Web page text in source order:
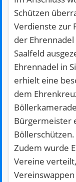
Schützen
Verdienste zur
der
Saalfeld
Ehrennadel in
erhielt eine
dem
Bürgermeister
Böllerschützen.
Zudem wurde
Vereine